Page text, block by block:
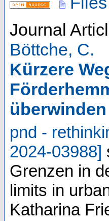
Journal
Böttche, C.
Kürzere
überwinden
pnd -
2024-03988]
Grenzen in
limits in
Katharina